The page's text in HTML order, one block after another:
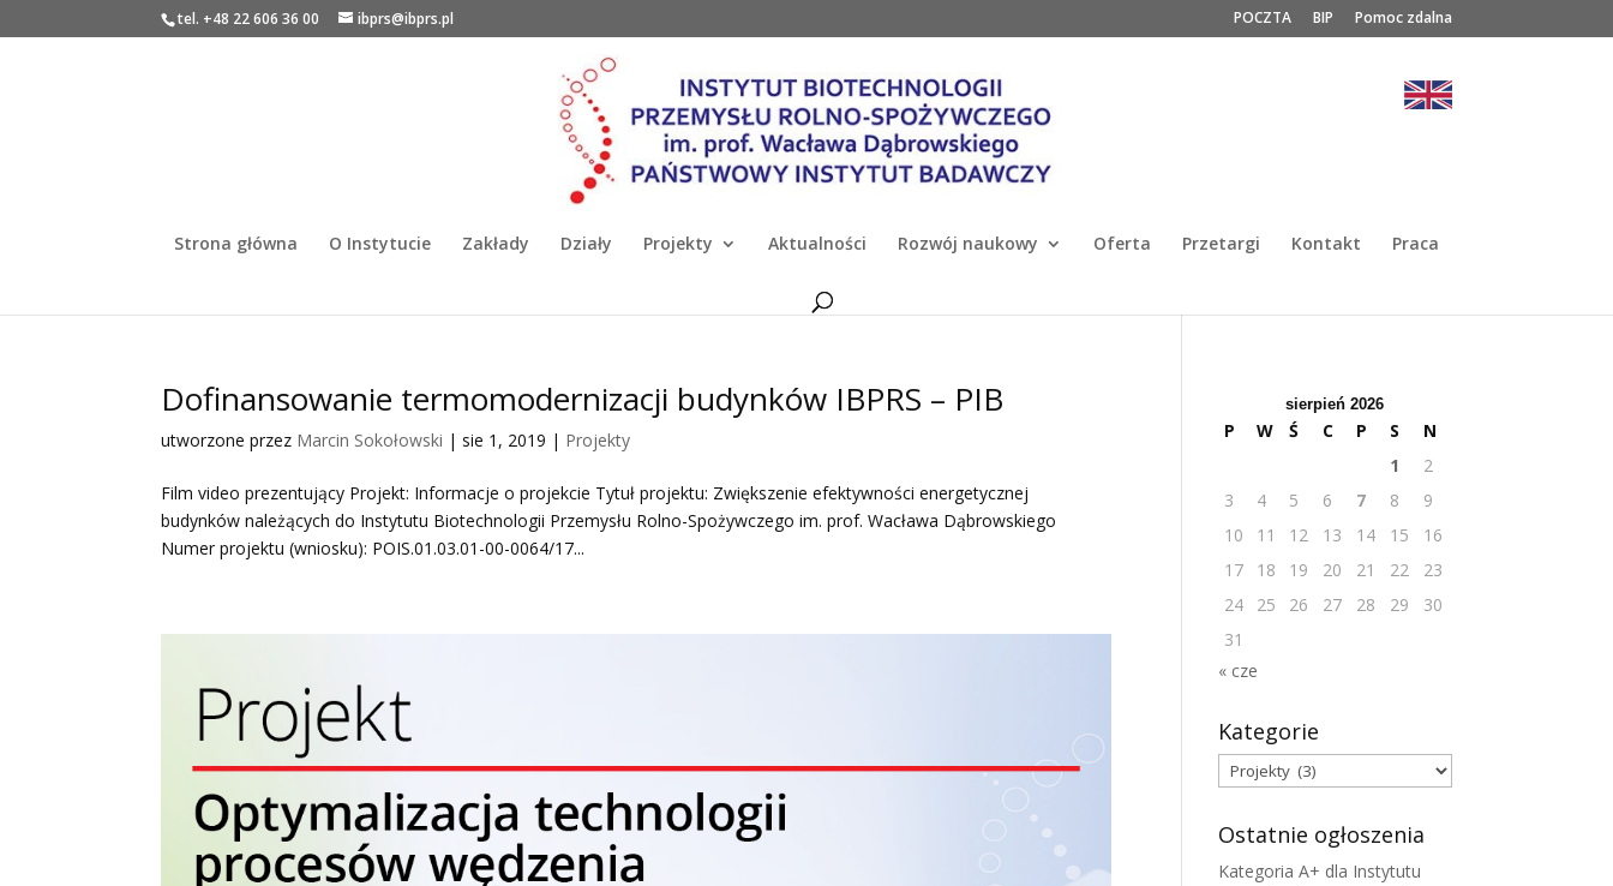
tel. +48 22 606 36 00 ibprs@ibprs.pl POCZTA BIP Pomoc zdalna
Strona główna O Instytucie Zakłady Działy Projekty Aktualności Rozwój naukowy Oferta Przetargi Kontakt Praca
Dofinansowanie termomodernizacji budynków IBPRS – PIB
utworzone przez Marcin Sokołowski |sie 1, 2019 | Projekty
Film video prezentujący Projekt: Informacje o projekcie Tytuł projektu: Zwiększenie efektywności energetycznej
budynków należących do Instytutu Biotechnologii Przemysłu Rolno-Spożywczego im. prof. Wacława Dąbrowskiego
Numer projektu (wniosku): POIS.01.03.01-00-0064/17...
sierpień 2026
P W Ś C P S
N
1
2
3
4 5 6 7 8
9
10
11 12 13 14 15
16
17
18 19 20 21 22
23
24
25 26 27 28 29
30
31
« cze
Kategorie
Kategorie
Ostatnie ogłoszenia
Kategoria A+ dla Instytutu